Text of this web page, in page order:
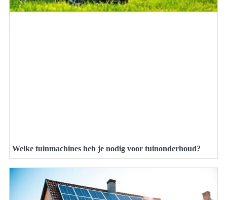
Welke tuinmachines heb je nodig voor tuinonderhoud?